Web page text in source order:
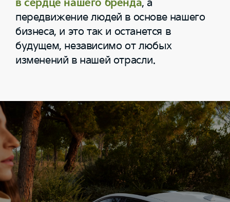
в сердце нашего бренда, а
передвижение людей в основе нашего
бизнеса, и это так и останется в
будущем, независимо от любых
изменений в нашей отрасли.